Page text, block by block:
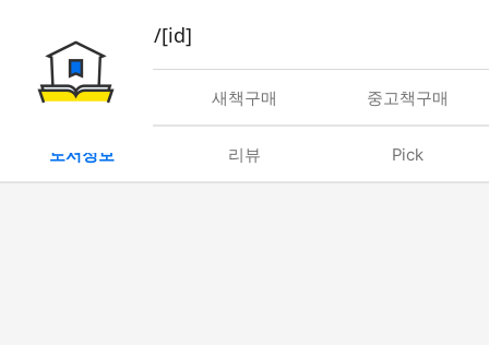
book/rent/[id]
대여 새책구매 중고책구매
도서정보 리뷰 Pick